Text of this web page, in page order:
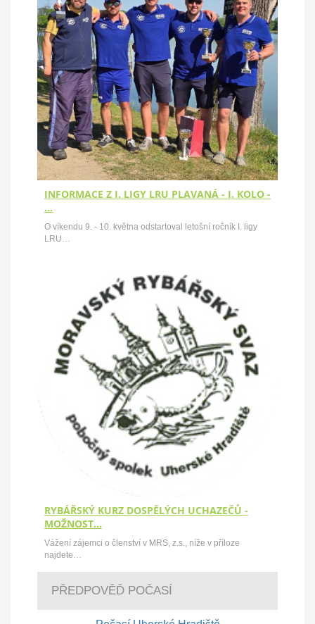
INFORMACE Z I. LIGY LRU PLAVANÁ - I. KOLO -
…
O víkendu 9. - 10. května odstartoval letošní ročník I. ligy
LRU…
RYBÁŘSKÝ KURZ DOSPĚLÝCH UCHAZEČŮ -
MOŽNOST…
Vážení zájemci o členství v MRS, z.s., níže v příloze
najdete…
PŘEDPOVĚĎ POČASÍ